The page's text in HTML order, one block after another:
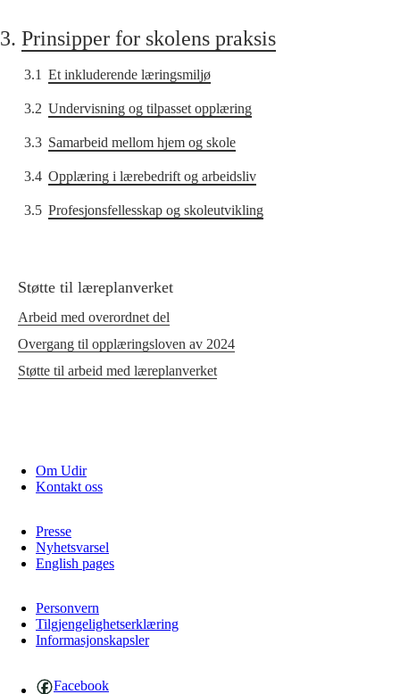
3. Prinsipper for skolens praksis
3.1 Et inkluderende læringsmiljø
3.2 Undervisning og tilpasset opplæring
3.3 Samarbeid mellom hjem og skole
3.4 Opplæring i lærebedrift og arbeidsliv
3.5 Profesjonsfellesskap og skoleutvikling
Støtte til læreplanverket
Arbeid med overordnet del
Overgang til opplæringsloven av 2024
Støtte til arbeid med læreplanverket
Om Udir
Kontakt oss
Presse
Nyhetsvarsel
English pages
Personvern
Tilgjengelighetserklæring
Informasjonskapsler
Facebook